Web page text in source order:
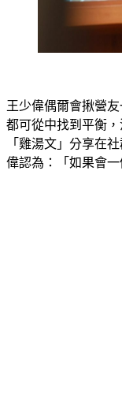
王少偉偶爾會揪營
都可從中找到平衡
「雞湯文」分享在